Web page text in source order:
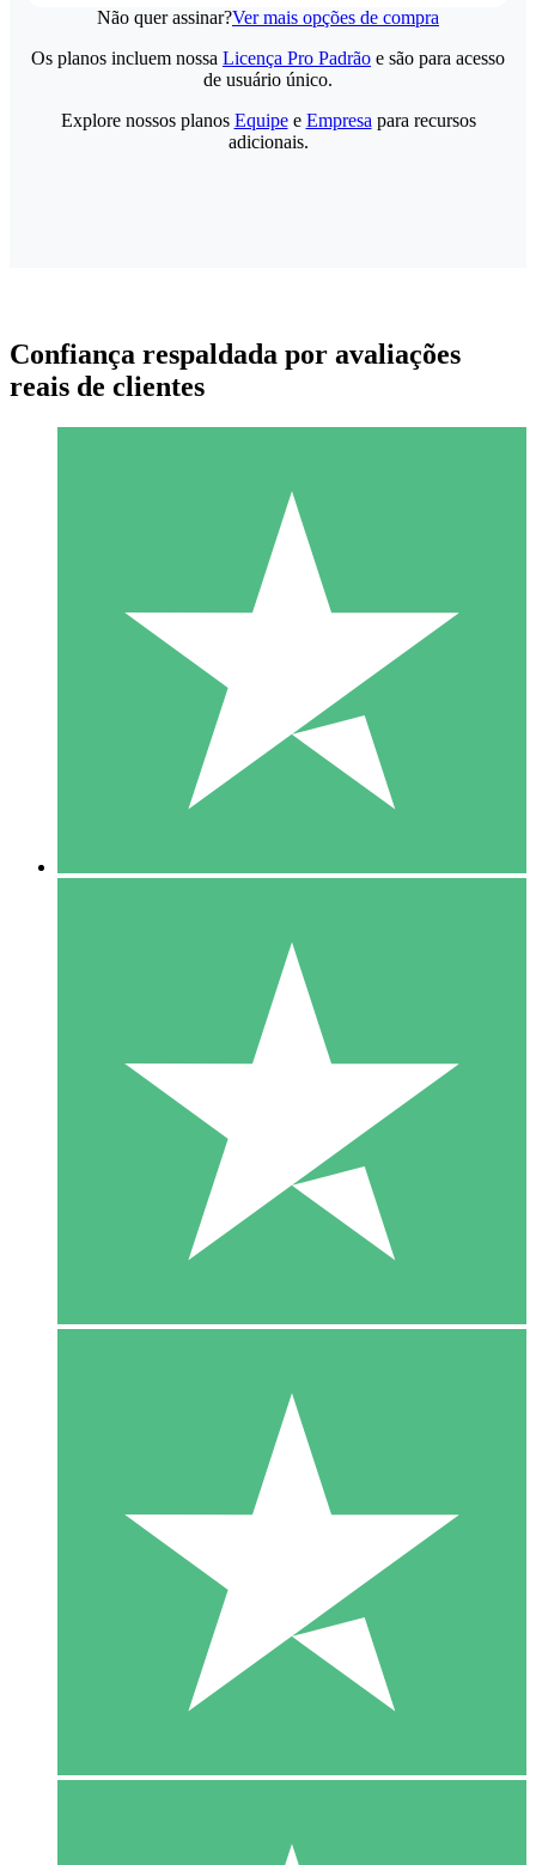
Não quer assinar?Ver mais opções de compra
Pacotes de Créditos Individuais
Pague conforme o uso com créditos de download. Sem
1000
10 Downloads
20 00
Os planos incluem nossa Licença Pro Padrão e são para acesso
de usuário único.
Explore nossos planos Equipee Empresa para recursos
adicionais.
Confiança respaldada por avaliações
reais de clientes